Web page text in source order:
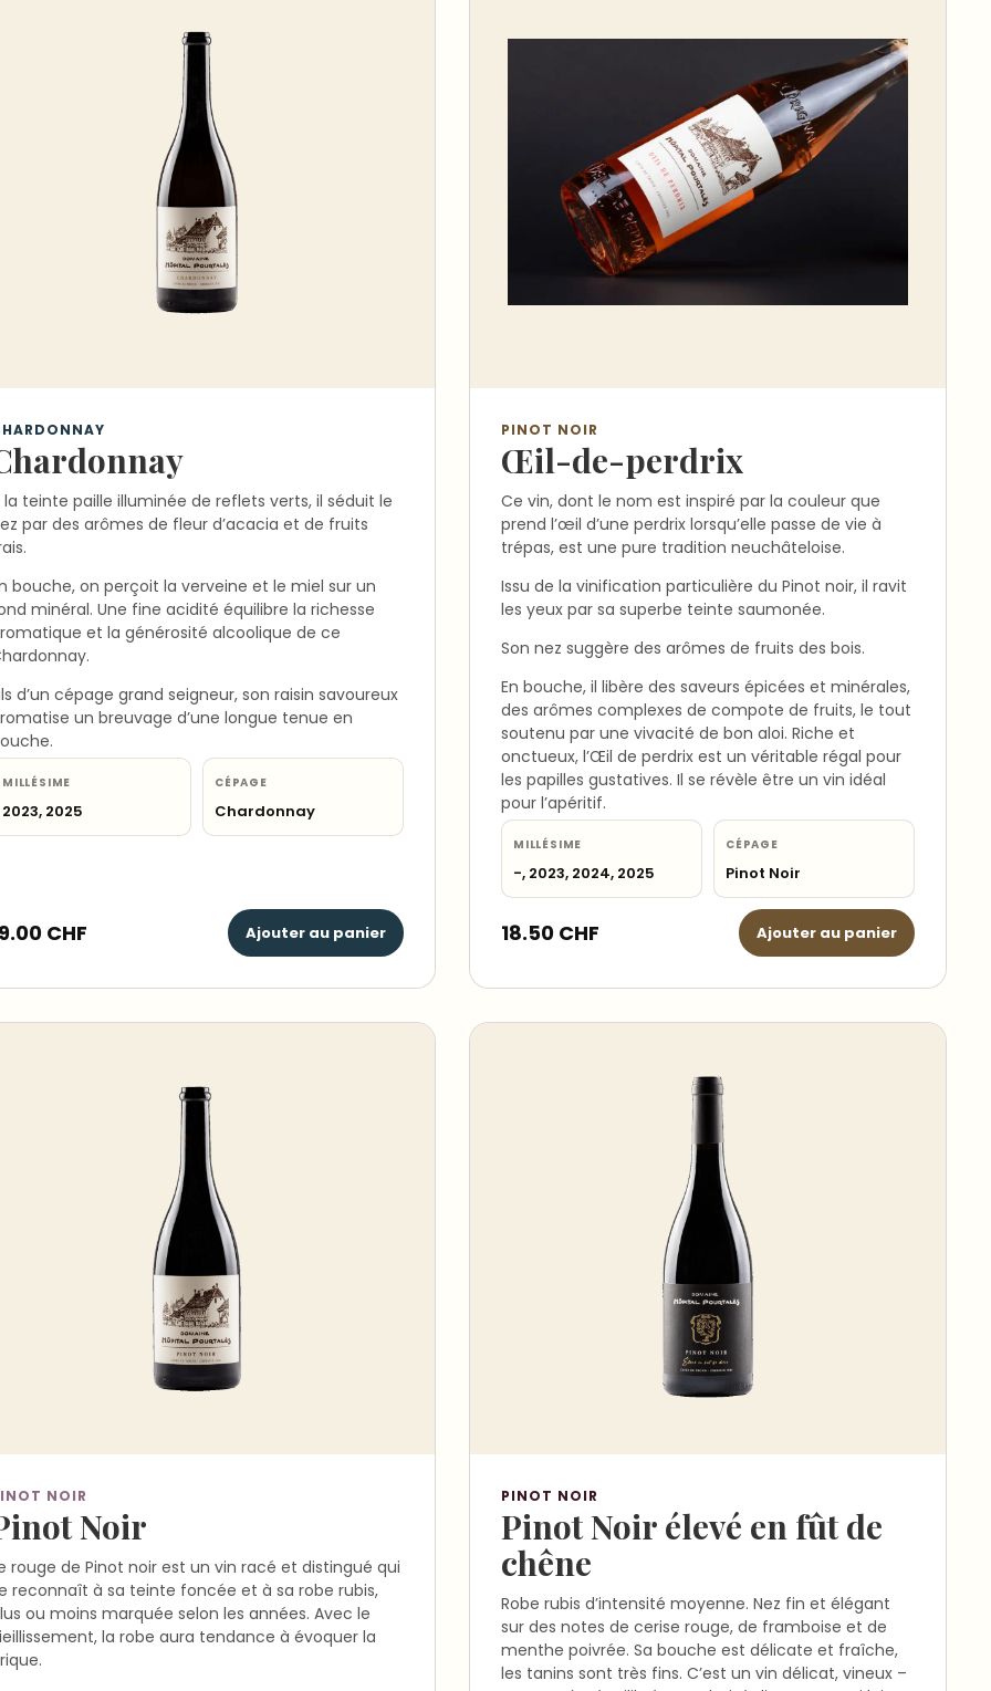
la teinte paille illuminée de reflets verts, il séduit le
par des arômes de fleur d’acacia et de fruits
bouche, on perçoit la verveine et le miel sur un
minéral. Une fine acidité équilibre la richesse
et la générosité alcoolique de ce
d’un cépage grand seigneur, son raisin savoureux
un breuvage d’une longue tenue en
MILLÉSIME
2023, 2025
CÉPAGE
Chardonnay
CHF Ajouter au panier
PINOT NOIR
Œil-de-perdrix
Ce vin, dont le nom est inspiré par la couleur que
prend l’œil d’une perdrix lorsqu’elle passe de vie à
trépas, est une pure tradition neuchâteloise.
Issu de la vinification particulière du Pinot noir, il ravit
les yeux par sa superbe teinte saumonée.
Son nez suggère des arômes de fruits des bois.
En bouche, il libère des saveurs épicées et minérales,
des arômes complexes de compote de fruits, le tout
soutenu par une vivacité de bon aloi. Riche et
onctueux, l’Œil de perdrix est un véritable régal pour
les papilles gustatives. Il se révèle être un vin idéal
pour l’apéritif.
MILLÉSIME
-, 2023, 2024, 2025
CÉPAGE
Pinot Noir
18.50 CHF Ajouter au panier
NOIR
Noir
rouge de Pinot noir est un vin racé et distingué qui
reconnaît à sa teinte foncée et à sa robe rubis,
ou moins marquée selon les années. Avec le
la robe aura tendance à évoquer la
PINOT NOIR
Pinot Noir élevé en fût de
chêne
Robe rubis d’intensité moyenne. Nez fin et élégant
sur des notes de cerise rouge, de framboise et de
menthe poivrée. Sa bouche est délicate et fraîche,
les tanins sont très fins. C’est un vin délicat, vineux –